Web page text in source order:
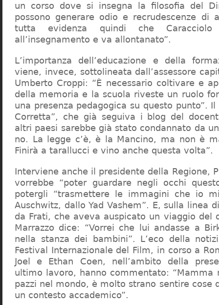
un corso dove si insegna la filosofia del
possono generare odio e recrudescenze di
tutta evidenza quindi che
all’insegnamento e va allontanato”.
L’importanza dell’educazione e della
viene, invece, sottolineata dall’assessore
Umberto Croppi: “È necessario coltivare e
della memoria e la scuola riveste un ruolo
una presenza pedagogica su questo punto”.
Corretta”, che già seguiva i blog del
altri paesi sarebbe già stato condannato da
no. La legge c’è, è la Mancino, ma non è
Finirà a tarallucci e vino anche questa volta”.
Interviene anche il presidente della Regione,
vorrebbe “poter guardare negli occhi
potergli “trasmettere le immagini che io
Auschwitz, dallo Yad Vashem”. E, sulla linea
da Frati, che aveva auspicato un viaggio del
Marrazzo dice: “Vorrei che lui andasse a
nella stanza dei bambini”. L’eco della
Festival Internazionale del Film, in corso a
Joel e Ethan Coen, nell’ambito della
ultimo lavoro, hanno commentato: “Mamma
pazzi nel mondo, è molto strano sentire cose
un contesto accademico”.